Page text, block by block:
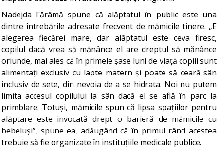
Nadejda Fărâmă spune că alăptatul în public este una
dintre întrebările adresate frecvent de mămicile tinere. „E
alegerea fiecărei mare, dar alăptatul este ceva firesc,
copilul dacă vrea să mănânce el are dreptul să mănânce
oriunde, mai ales că în primele șase luni de viață copiii sunt
alimentați exclusiv cu lapte matern și poate să ceară sân
inclusiv de sete, din nevoia de a se hidrata. Noi nu putem
limita accesul copilului la sân dacă el se află în parc la
primblare. Totuși, mămicile spun că lipsa spațiilor pentru
alăptare este invocată drept o barieră de mămicile cu
bebeluși”, spune ea, adăugând că în primul rând acestea
trebuie să fie organizate în instituțiile medicale publice.